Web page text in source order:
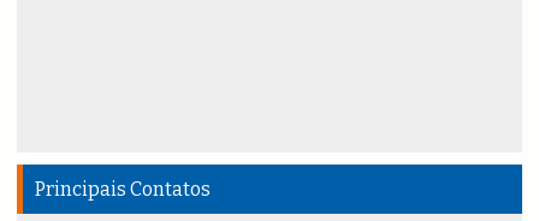
Principais Contatos